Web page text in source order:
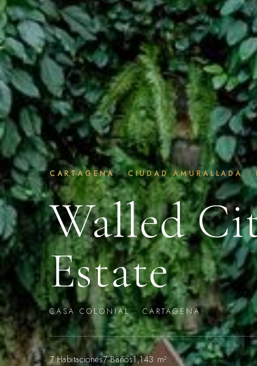
CARTAGENA · CIUDAD AMURALLADA ·
Walled
Estate
CASA COLONIAL · CARTAGENA
7 Habitaciones7 Baños1,143 m²